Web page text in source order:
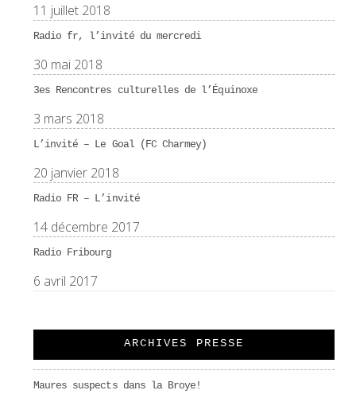
11 juillet 2018
Radio fr, l’invité du mercredi
30 mai 2018
3es Rencontres culturelles de l’Équinoxe
3 mars 2018
L’invité – Le Goal (FC Charmey)
20 janvier 2018
Radio FR – L’invité
14 décembre 2017
Radio Fribourg
6 avril 2017
ARCHIVES PRESSE
Maures suspects dans la Broye!